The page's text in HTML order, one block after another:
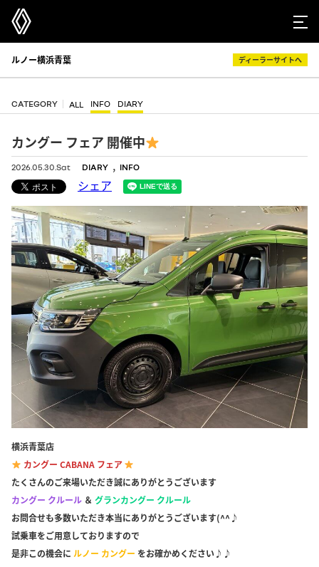
ルノー横浜青葉 ディーラーサイトへ
CATEGORY ALL INFO DIARY
カングー フェア 開催中
2026.05.30.Sat DIARY , INFO
シェア
横浜青葉店
カングー CABANA フェア
たくさんのご来場いただき誠にありがとうございます
カングー クルール ＆ グランカングー クルール
お問合せも多数いただき本当にありがとうございます(^^♪
試乗車をご用意しておりますので
是非この機会に ルノー カングー をお確かめください♪♪